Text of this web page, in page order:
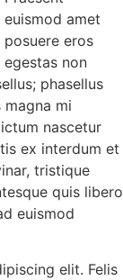
euismod amet
posuere eros
egestas non
phasellus
magna mi
nascetur
ex interdum et
tristique
quis libero
euismod
elit. Felis